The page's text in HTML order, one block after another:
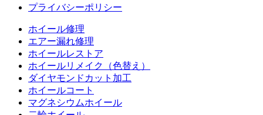
プライバシーポリシー
ホイール修理
エアー漏れ修理
ホイールレストア
ホイールリメイク（色替え）
ダイヤモンドカット加工
ホイールコート
マグネシウムホイール